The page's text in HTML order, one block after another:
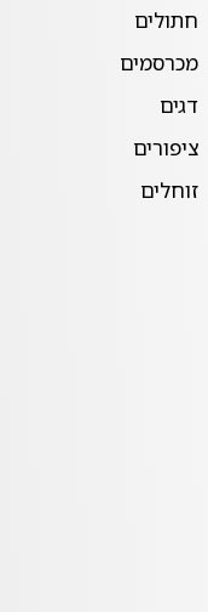
חתולים
מכרסמים
דגים
ציפורים
זוחלים